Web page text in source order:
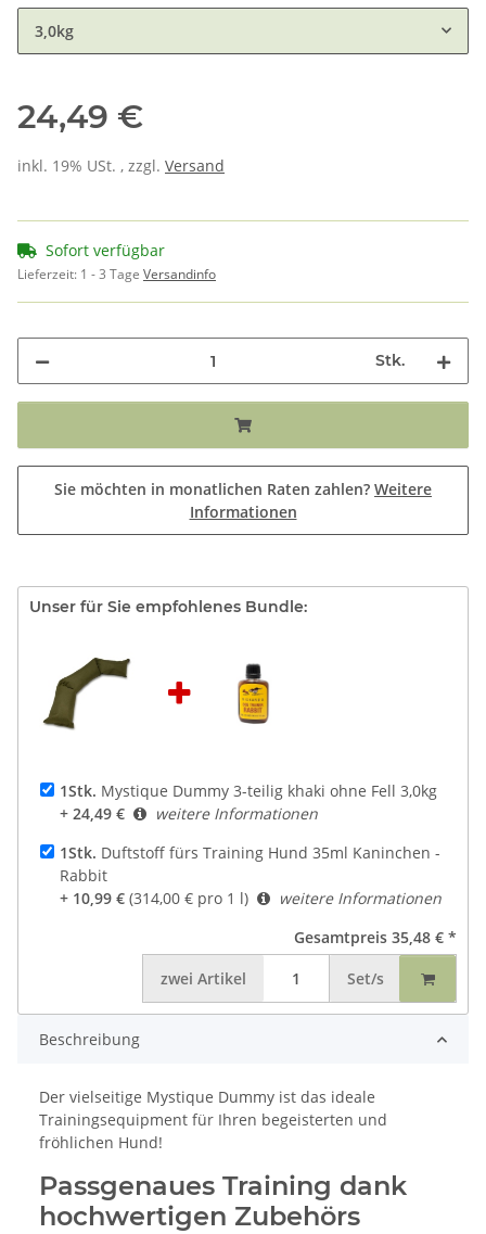
3,0kg
24,49 €
inkl. 19% USt. , zzgl. Versand
Sofort verfügbar
Lieferzeit: 1 - 3 Tage Versandinfo
Stk.
Sie möchten in monatlichen Raten zahlen? Weitere
Informationen
Unser für Sie empfohlenes Bundle:
1Stk. Mystique Dummy 3-teilig khaki ohne Fell 3,0kg
+ 24,49 €
weitere Informationen
1Stk. Duftstoff fürs Training Hund 35ml Kaninchen -
Rabbit
+ 10,99 € (314,00 € pro 1 l)
weitere Informationen
Gesamtpreis 35,48 € *
zwei Artikel Set/s
Beschreibung
Der vielseitige Mystique Dummy ist das ideale
Trainingsequipment für Ihren begeisterten und
fröhlichen Hund!
Passgenaues Training dank
hochwertigen Zubehörs